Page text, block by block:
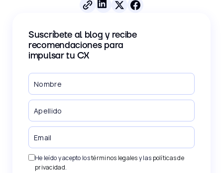
Suscríbete al blog y recibe
recomendaciones para
impulsar tu CX
He leído y acepto lostérminos legalesy las políticas de
privacidad.